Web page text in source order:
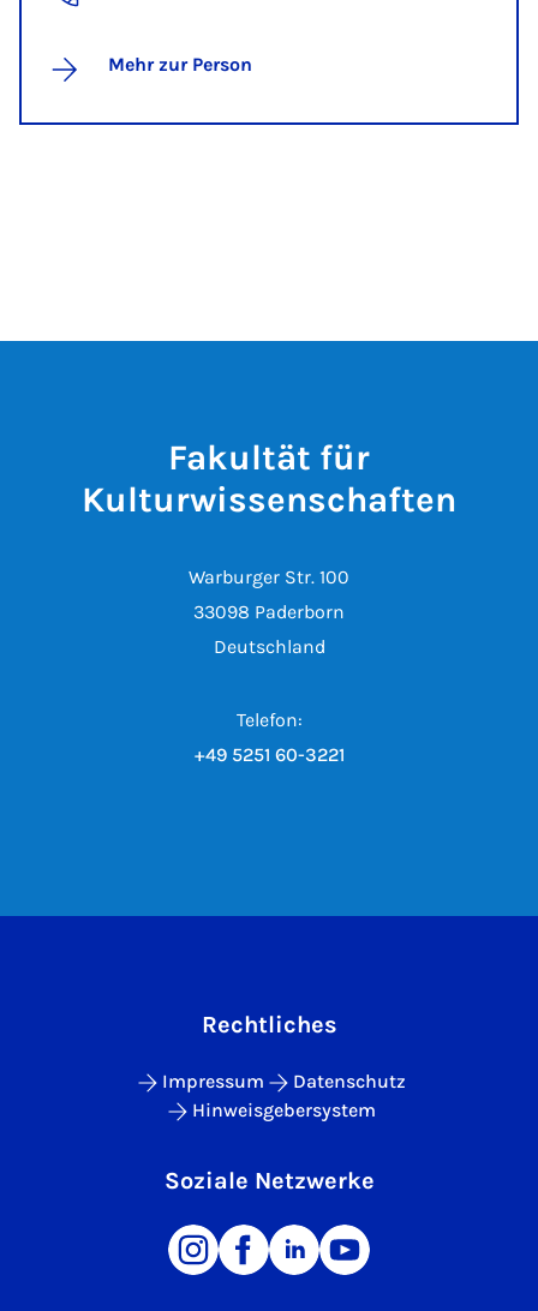
Mehr zur Person
Fakultät für
Kulturwissenschaften
Warburger Str. 100
33098 Paderborn
Deutschland
Telefon:
+49 5251 60-3221
Rechtliches
Impressum
Datenschutz
Hinweisgebersystem
Soziale Netzwerke